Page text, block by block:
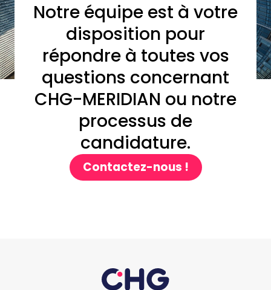
Notre équipe est à votre
disposition pour
répondre à toutes vos
questions concernant
CHG-MERIDIAN ou notre
processus de
candidature.
Contactez-nous !